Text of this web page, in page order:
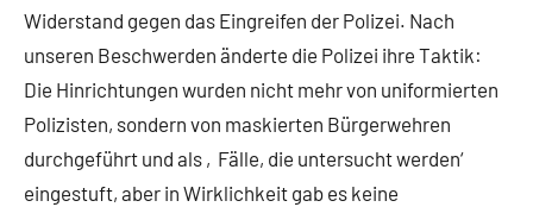
Widerstand gegen das Eingreifen der Polizei. Nach
unseren Beschwerden änderte die Polizei ihre Taktik:
Die Hinrichtungen wurden nicht mehr von uniformierten
Polizisten, sondern von maskierten Bürgerwehren
durchgeführt und als ‚Fälle, die untersucht werden‘
eingestuft, aber in Wirklichkeit gab es keine